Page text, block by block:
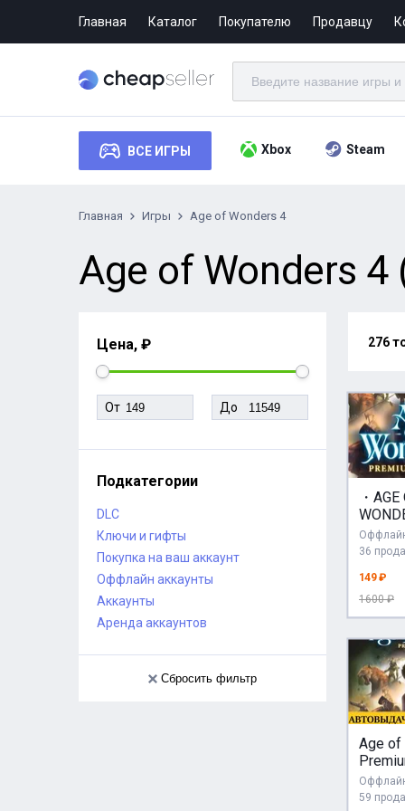
Главная Каталог Покупателю Продавцу
ВСЕ ИГРЫ Xbox Steam
Главная Игры Age of Wonders 4
Age of Wonders 4
Цена, ₽
От До
Подкатегории
DLC
Ключи и гифты
Покупка на ваш аккаунт
Оффлайн аккаунты
Аккаунты
Аренда аккаунтов
Сбросить фильтр
276
・AGE
STEAM
ИГРЫ
36
149 ₽
1600 ₽
Age of
12
59